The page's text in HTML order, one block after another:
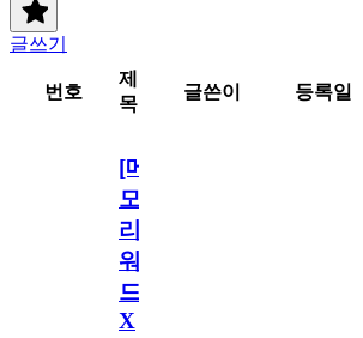
글쓰기
번호
제
목
글쓴이 등록일
[메
모
리
워
드
X